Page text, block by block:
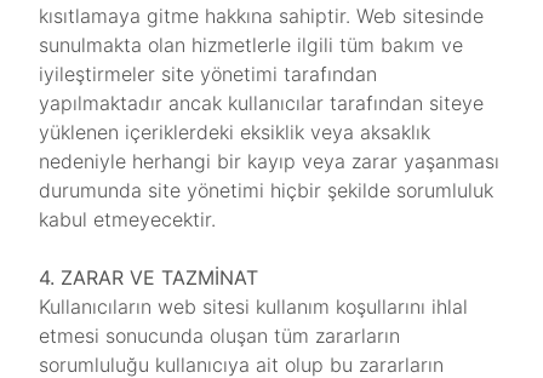
kısıtlamaya gitme hakkına sahiptir. Web sitesinde
sunulmakta olan hizmetlerle ilgili tüm bakım ve
iyileştirmeler site yönetimi tarafından
yapılmaktadır ancak kullanıcılar tarafından siteye
yüklenen içeriklerdeki eksiklik veya aksaklık
nedeniyle herhangi bir kayıp veya zarar yaşanması
durumunda site yönetimi hiçbir şekilde sorumluluk
kabul etmeyecektir.
4. ZARAR VE TAZMİNAT
Kullanıcıların web sitesi kullanım koşullarını ihlal
etmesi sonucunda oluşan tüm zararların
sorumluluğu kullanıcıya ait olup bu zararların